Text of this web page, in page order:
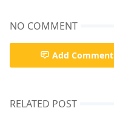
NO COMMENT
Add Comment
RELATED POST